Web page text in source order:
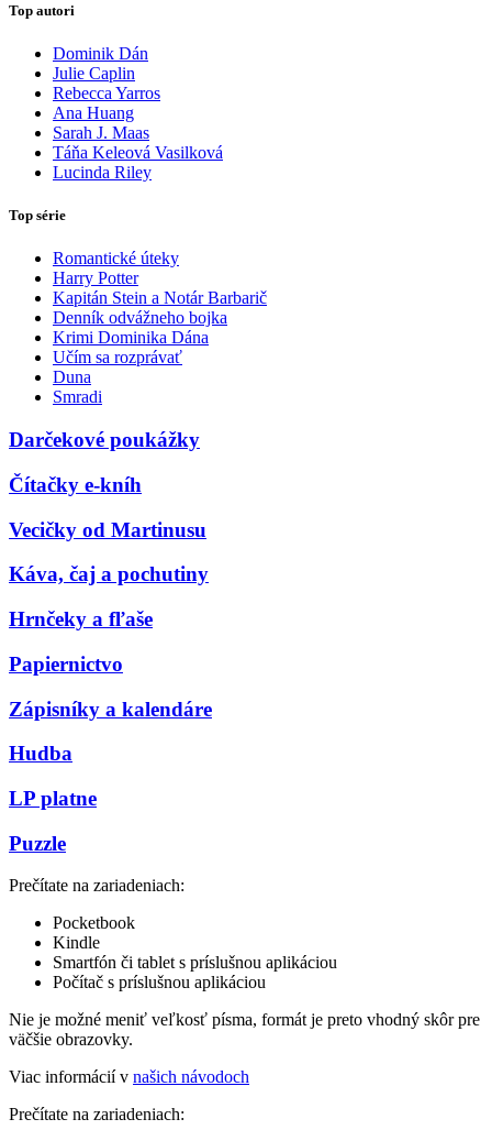
Top autori
Dominik Dán
Julie Caplin
Rebecca Yarros
Ana Huang
Sarah J. Maas
Táňa Keleová Vasilková
Lucinda Riley
Top série
Romantické úteky
Harry Potter
Kapitán Stein a Notár Barbarič
Denník odvážneho bojka
Krimi Dominika Dána
Učím sa rozprávať
Duna
Smradi
Darčekové poukážky
Čítačky e-kníh
Vecičky od Martinusu
Káva, čaj a pochutiny
Hrnčeky a fľaše
Papiernictvo
Zápisníky a kalendáre
Hudba
LP platne
Puzzle
Prečítate na zariadeniach:
Pocketbook
Kindle
Smartfón či tablet s príslušnou aplikáciou
Počítač s príslušnou aplikáciou
Nie je možné meniť veľkosť písma, formát je preto vhodný skôr pre
väčšie obrazovky.
Viac informácií v našich návodoch
Prečítate na zariadeniach: